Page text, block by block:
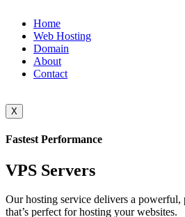
Home
Web Hosting
Domain
About
Contact
X
Fastest Performance
VPS Servers
Our hosting service delivers a powerful,
that’s perfect for hosting your websites.